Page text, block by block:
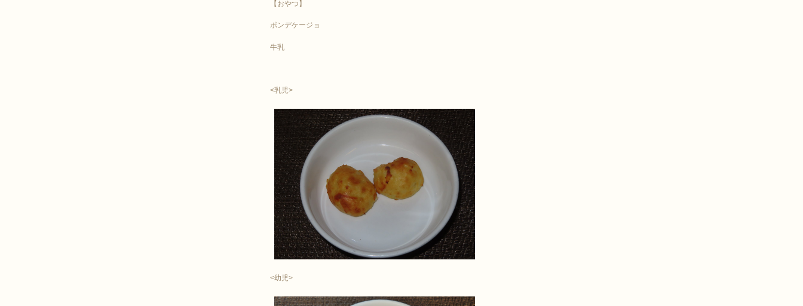
【おやつ】
ポンデケージョ
牛乳
<乳児>
<幼児>